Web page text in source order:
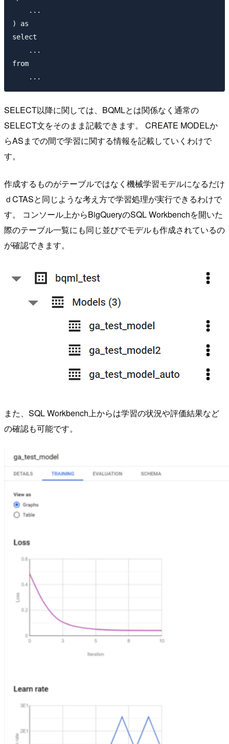
    ...
) as
select
    ...
from
SELECT以降に関しては、BQMLとは関係なく通常の
SELECT文をそのまま記載できます。 CREATE MODELか
らASまでの間で学習に関する情報を記載していくわけで
す。
作成するものがテーブルではなく機械学習モデルになるだけ
ｄCTASと同じような考え方で学習処理が実行できるわけで
す。 コンソール上からBigQueryのSQL Workbenchを開いた
際のテーブル一覧にも同じ並びでモデルも作成されているの
が確認できます。
また、SQL Workbench上からは学習の状況や評価結果など
の確認も可能です。